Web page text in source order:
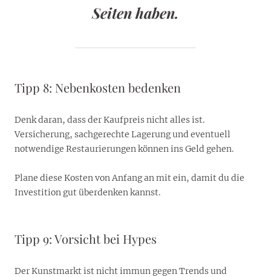
Seiten haben.
Tipp 8: Nebenkosten bedenken
Denk daran, dass der Kaufpreis nicht alles ist.
Versicherung, sachgerechte Lagerung und eventuell
notwendige Restaurierungen können ins Geld gehen.
Plane diese Kosten von Anfang an mit ein, damit du die
Investition gut überdenken kannst.
Tipp 9: Vorsicht bei Hypes
Der Kunstmarkt ist nicht immun gegen Trends und